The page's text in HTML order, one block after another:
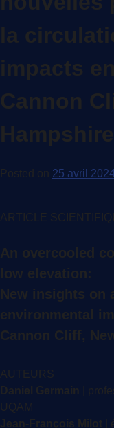
la
impacts
Cannon
Hampshire
Posted on 25 avril
ARTICLE
An overcooled
low elevation:
New insights on
environmental
Cannon Cliff,
AUTEURS
Daniel Germain
|
UQAM
Jean-François Milot |